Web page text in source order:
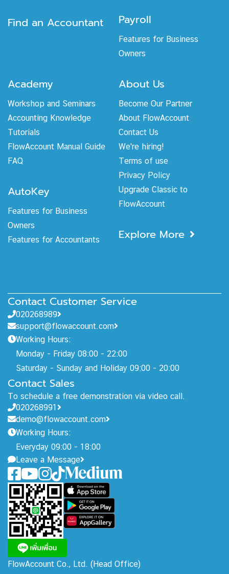
Find an Accountant
Payroll
Features for Business
Owners
Academy
Workshop and Seminars
Accounting Knowledge
Tutorials
FlowAccount Manual Guide
FAQ
AutoKey
Features for Business
Owners
Features for Accountants
About Us
Become Our Partner
About FlowAccount
Contact Us
We're hiring!
Terms of use
Privacy Policy
Upgrade Classic to
FlowAccount
Explore More
Contact Customer Service
020268989
support@flowaccount.com
Working Hours:
Monday - Friday 08:00 - 22:00
Saturday - Sunday and Holiday 09:00 - 20:00
Contact Sales
To schedule a free demonstration via video call.
020268991
demo@flowaccount.com
Working Hours:
Everyday 09:00 - 18:00
Leave a Message
FlowAccount Co., Ltd. (Head Office)